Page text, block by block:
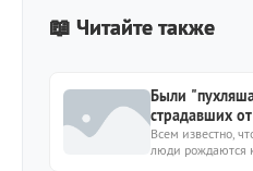
📖 Читайте также
Были
страдавших
Всем известно,
люди рождаются